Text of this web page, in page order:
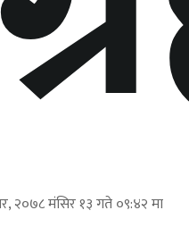
२०७८ मंसिर १३ गते ०९:४२ मा